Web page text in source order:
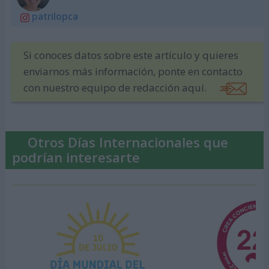
patrilopca
Si conoces datos sobre este artículo y quieres
enviarnos más información, ponte en contacto
con nuestro equipo de redacción aquí.
Otros Días Internacionales que
podrían interesarte